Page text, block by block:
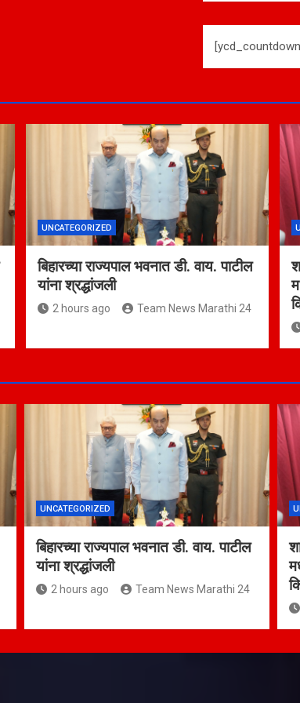
UNCATEGORIZED
बिहारच्या राज्यपाल भवनात डी. वाय. पाटील
यांना श्रद्धांजली
2 hours ago Team News Marathi 24
UNCATEGORIZED
बिहारच्या राज्यपाल भवनात डी. वाय. पाटील
यांना श्रद्धांजली
2 hours ago Team News Marathi 24